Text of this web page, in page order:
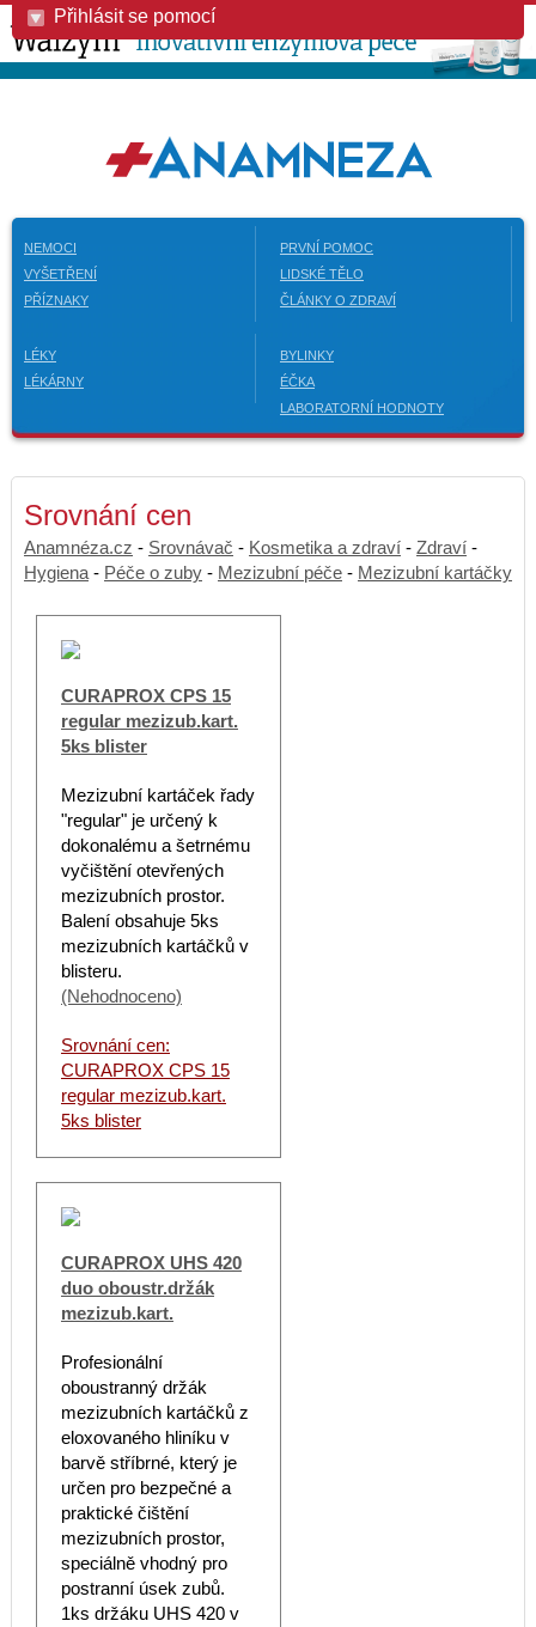
Přihlásit se pomocí
NEMOCI
VYŠETŘENÍ
PŘÍZNAKY
PRVNÍ POMOC
LIDSKÉ TĚLO
ČLÁNKY O ZDRAVÍ
LÉKY
LÉKÁRNY
BYLINKY
ÉČKA
LABORATORNÍ HODNOTY
Srovnání cen
Anamnéza.cz - Srovnávač - Kosmetika a zdraví - Zdraví -
Hygiena - Péče o zuby - Mezizubní péče - Mezizubní kartáčky
CURAPROX CPS 15
regular mezizub.kart.
5ks blister
Mezizubní kartáček řady
"regular" je určený k
dokonalému a šetrnému
vyčištění otevřených
mezizubních prostor.
Balení obsahuje 5ks
mezizubních kartáčků v
blisteru.
(Nehodnoceno)
Srovnání cen:
CURAPROX CPS 15
regular mezizub.kart.
5ks blister
CURAPROX UHS 420
duo oboustr.držák
mezizub.kart.
Profesionální
oboustranný držák
mezizubních kartáčků z
eloxovaného hliníku v
barvě stříbrné, který je
určen pro bezpečné a
praktické čištění
mezizubních prostor,
speciálně vhodný pro
postranní úsek zubů.
1ks držáku UHS 420 v